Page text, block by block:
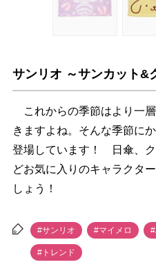
サンリオ ～サンカット&
これからの季節はより一
きますよね。そんな季節に
登場しています！ 日傘、
どお気に入りのキャラクタ
しょう！
#サンリオ #マイメロ
#トレンド